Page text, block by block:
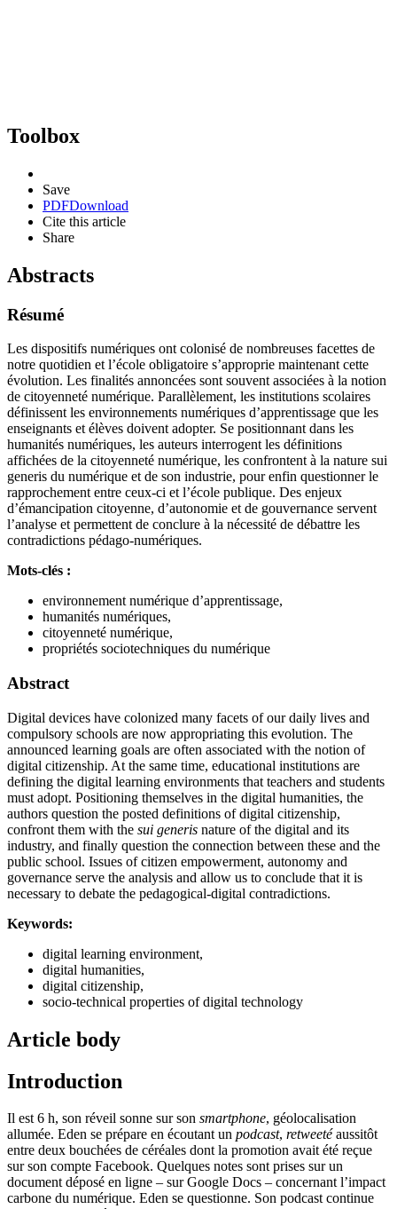
Toolbox
Save
PDFDownload
Cite this article
Share
Abstracts
Résumé
Les dispositifs numériques ont colonisé de nombreuses facettes de
notre quotidien et l’école obligatoire s’approprie maintenant cette
évolution. Les finalités annoncées sont souvent associées à la notion
de citoyenneté numérique. Parallèlement, les institutions scolaires
définissent les environnements numériques d’apprentissage que les
enseignants et élèves doivent adopter. Se positionnant dans les
humanités numériques, les auteurs interrogent les définitions
affichées de la citoyenneté numérique, les confrontent à la nature sui
generis du numérique et de son industrie, pour enfin questionner le
rapprochement entre ceux-ci et l’école publique. Des enjeux
d’émancipation citoyenne, d’autonomie et de gouvernance servent
l’analyse et permettent de conclure à la nécessité de débattre les
contradictions pédago-numériques.
Mots-clés :
environnement numérique d’apprentissage,
humanités numériques,
citoyenneté numérique,
propriétés sociotechniques du numérique
Abstract
Digital devices have colonized many facets of our daily lives and
compulsory schools are now appropriating this evolution. The
announced learning goals are often associated with the notion of
digital citizenship. At the same time, educational institutions are
defining the digital learning environments that teachers and students
must adopt. Positioning themselves in the digital humanities, the
authors question the posted definitions of digital citizenship,
confront them with the sui generis nature of the digital and its
industry, and finally question the connection between these and the
public school. Issues of citizen empowerment, autonomy and
governance serve the analysis and allow us to conclude that it is
necessary to debate the pedagogical-digital contradictions.
Keywords:
digital learning environment,
digital humanities,
digital citizenship,
socio-technical properties of digital technology
Article body
Introduction
Il est 6 h, son réveil sonne sur son smartphone, géolocalisation
allumée. Eden se prépare en écoutant un podcast, retweetéaussitôt
entre deux bouchées de céréales dont la promotion avait été reçue
sur son compte Facebook. Quelques notes sont prises sur un
document déposé en ligne – sur Google Docs – concernant l’impact
carbone du numérique. Eden se questionne. Son podcast continue